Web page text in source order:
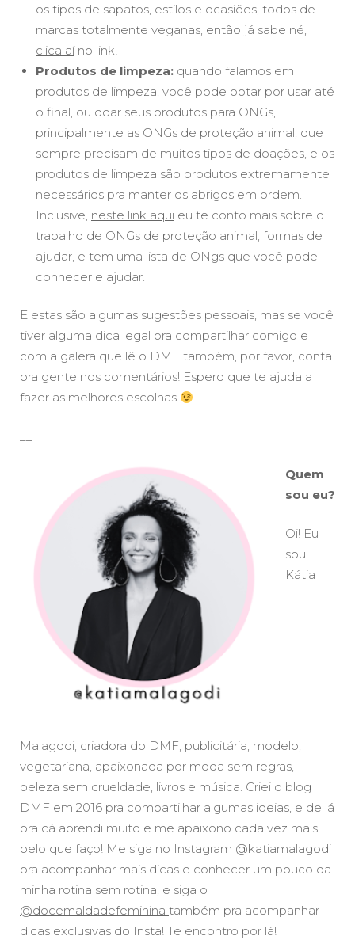
os tipos de sapatos, estilos e ocasiões, todos de
marcas totalmente veganas, então já sabe né,
clica aíno link!
Produtos de limpeza: quando falamos em
produtos de limpeza, você pode optar por usar até
o final, ou doar seus produtos para ONGs,
principalmente as ONGs de proteção animal, que
sempre precisam de muitos tipos de doações, e os
produtos de limpeza são produtos extremamente
necessários pra manter os abrigos em ordem.
Inclusive, neste link aqui eu te conto mais sobre o
trabalho de ONGs de proteção animal, formas de
ajudar, e tem uma lista de ONgs que você pode
conhecer e ajudar.
E estas são algumas sugestões pessoais, mas se você
tiver alguma dica legal pra compartilhar comigo e
com a galera que lê o DMF também, por favor, conta
pra gente nos comentários! Espero que te ajuda a
fazer as melhores escolhas
Quem
sou eu?
Oi! Eu
sou
Kátia
Malagodi, criadora do DMF, publicitária, modelo,
vegetariana, apaixonada por moda sem regras,
beleza sem crueldade, livros e música. Criei o blog
DMF em 2016 pra compartilhar algumas ideias, e de lá
pra cá aprendi muito e me apaixono cada vez mais
pelo que faço! Me siga no Instagram @katiamalagodi
pra acompanhar mais dicas e conhecer um pouco da
minha rotina sem rotina, e siga o
@docemaldadefeminina também pra acompanhar
dicas exclusivas do Insta! Te encontro por lá!